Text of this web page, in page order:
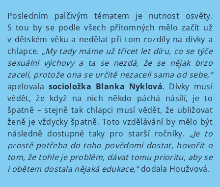
Posledním palčivým tématem je nutnost osvěty.
S tou by se podle všech přítomných mělo začít už
v dětském věku a nedělat při tom rozdíly na dívky a
chlapce. „My tady máme už třicet let díru, co se týče
sexuální výchovy a ta se nezdá, že se nějak brzo
zacelí, protože ona se určitě nezacelí sama od sebe,“
apelovala socioložka Blanka Nyklová. Dívky musí
vědět, že když na nich někdo páchá násilí, je to
špatně – stejně tak chlapci musí vědět, že ubližovat
ženě je vždycky špatně. Toto vzdělávání by mělo být
následně dostupné taky pro starší ročníky. „Je to
prostě potřeba do toho povědomí dostat, hovořit o
tom, že tohle je problém, dávat tomu prioritu, aby se
i obětem dostala nějaká edukace,“dodala Houžvová.